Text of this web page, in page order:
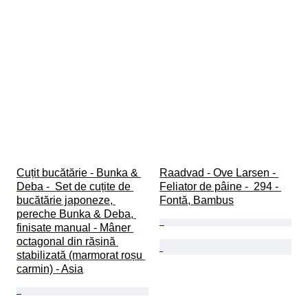
Cuțit bucătărie - Bunka &
Deba -  Set de cuțite de
bucătărie japoneze,
pereche Bunka & Deba,
finisate manual - Mâner
octagonal din rășină
stabilizată (marmorat roșu
carmin) - Asia
Raadvad - Ove Larsen -
Feliator de pâine -  294 -
Fontă, Bambus